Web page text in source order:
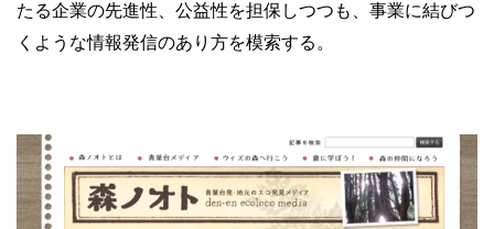
たる企業の先進性、公益性を担保しつつも、事業に結びつ
くような情報発信のあり方を模索する。